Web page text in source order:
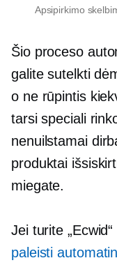
Apsipirkimo
Šio proceso
galite sutelkti
o ne rūpintis
tarsi speciali
nenuilstamai
produktai
miegate.
Jei turite
paleisti